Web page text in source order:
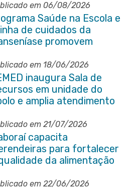
em 06/08/2026
Saúde na Escola e
de cuidados da
promovem
sobre
na E.M Adelaide
Magalhães Seabra
em 18/06/2026
inaugura Sala de
em unidade do
e amplia atendimento
na rede
em 21/07/2026
capacita
para fortalecer
da alimentação
na rede municipal
em 22/06/2026